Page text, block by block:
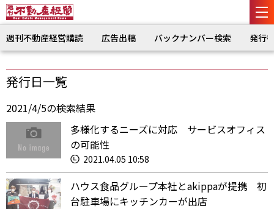
週刊不動産経営購読 広告出稿 バックナンバー検索 発行
発行日一覧
2021/4/5の検索結果
多様化するニーズに対応 サービスオフィス
の可能性
2021.04.05 10:58
ハウス食品グループ本社とakippaが提携 初
台駐車場にキッチンカーが出店